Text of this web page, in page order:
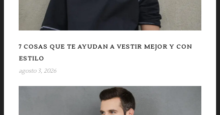
7 COSAS QUE TE AYUDAN A VESTIR MEJOR Y CON
ESTILO
agosto 3, 2026